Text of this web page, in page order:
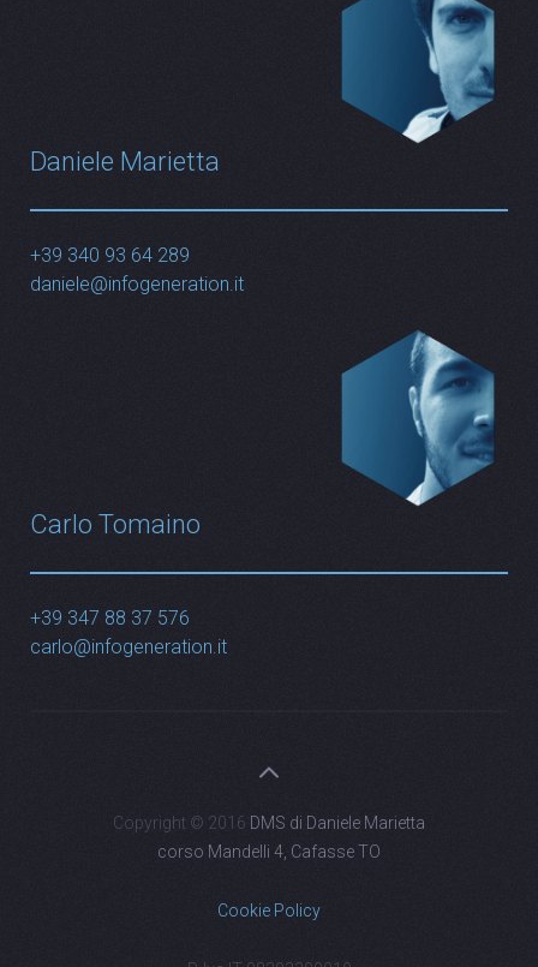
Daniele Marietta
+39 340 93 64 289
daniele@infogeneration.it
Carlo Tomaino
+39 347 88 37 576
carlo@infogeneration.it
Copyright © 2016 DMS di Daniele Marietta
corso Mandelli 4, Cafasse TO
Cookie Policy